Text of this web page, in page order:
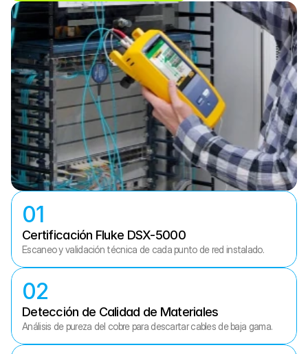
01
Certificación Fluke DSX-5000
Escaneo y validación técnica de cada punto de red instalado.
02
Detección de Calidad de Materiales
Análisis de pureza del cobre para descartar cables de baja gama.